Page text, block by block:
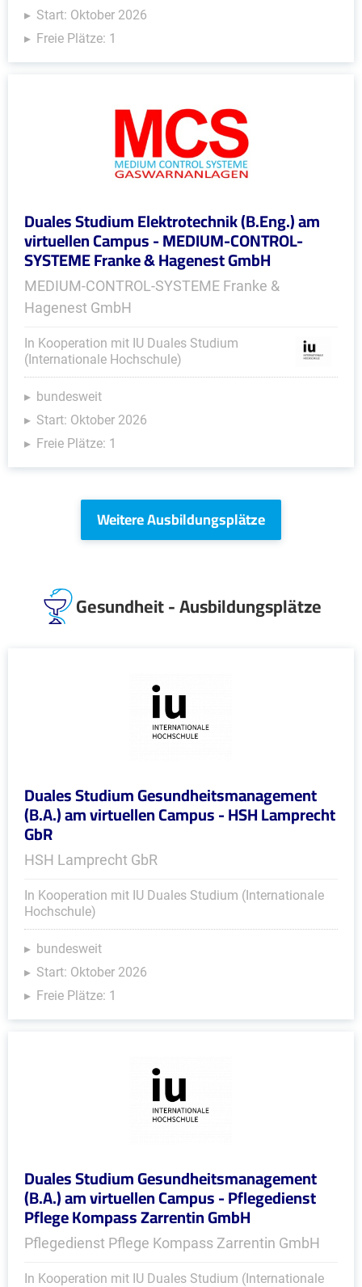
Start: Oktober 2026
Freie Plätze: 1
Duales Studium Elektrotechnik (B.Eng.) am
virtuellen Campus - MEDIUM-CONTROL-
SYSTEME Franke & Hagenest GmbH
MEDIUM-CONTROL-SYSTEME Franke &
Hagenest GmbH
In Kooperation mit IU Duales Studium
(Internationale Hochschule)
bundesweit
Start: Oktober 2026
Freie Plätze: 1
Weitere Ausbildungsplätze
Gesundheit - Ausbildungsplätze
Duales Studium Gesundheitsmanagement
(B.A.) am virtuellen Campus - HSH Lamprecht
GbR
HSH Lamprecht GbR
In Kooperation mit IU Duales Studium (Internationale
Hochschule)
bundesweit
Start: Oktober 2026
Freie Plätze: 1
Duales Studium Gesundheitsmanagement
(B.A.) am virtuellen Campus - Pflegedienst
Pflege Kompass Zarrentin GmbH
Pflegedienst Pflege Kompass Zarrentin GmbH
In Kooperation mit IU Duales Studium (Internationale